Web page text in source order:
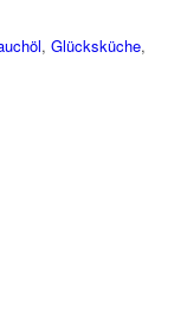
, Glücksküche,